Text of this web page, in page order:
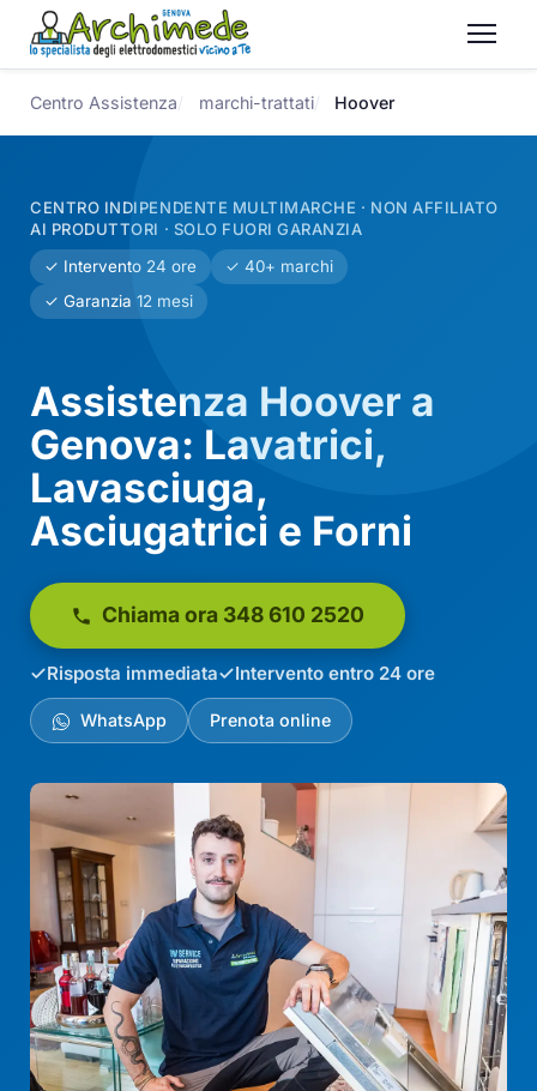
Centro Assistenza marchi-trattati Hoover
CENTRO INDIPENDENTE MULTIMARCHE · NON AFFILIATO
AI PRODUTTORI · SOLO FUORI GARANZIA
✓ Intervento 24 ore
✓ 40+ marchi
✓ Garanzia 12 mesi
Assistenza Hoover a
Genova: Lavatrici,
Lavasciuga,
Asciugatrici e Forni
Chiama ora 348 610 2520
Risposta immediata Intervento entro 24 ore
WhatsApp Prenota online